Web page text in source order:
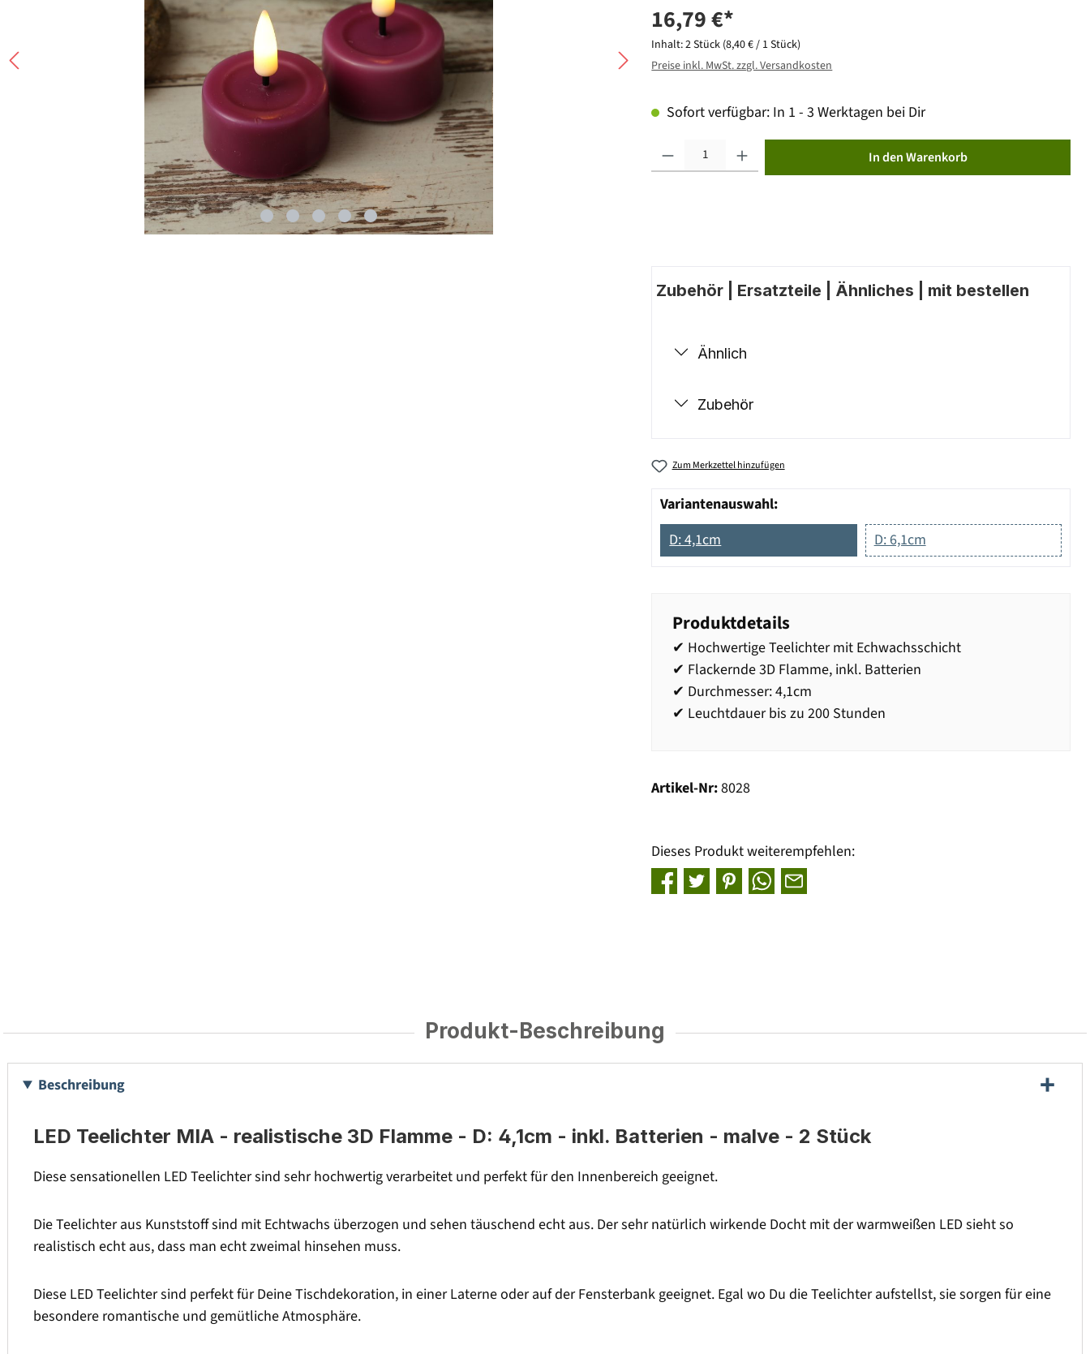
16,79 €*
Inhalt:2 Stück (8,40 € / 1 Stück)
Preise inkl. MwSt. zzgl. Versandkosten
Sofort verfügbar: In 1 - 3 Werktagen bei Dir
In den Warenkorb
Zubehör | Ersatzteile | Ähnliches | mit bestellen
Ähnlich
Zubehör
Zum Merkzettel hinzufügen
Variantenauswahl:
D: 4,1cm
D: 6,1cm
Produktdetails
✔ Hochwertige Teelichter mit Echwachsschicht
✔ Flackernde 3D Flamme, inkl. Batterien
✔ Durchmesser: 4,1cm
✔ Leuchtdauer bis zu 200 Stunden
Artikel-Nr:8028
Dieses Produkt weiterempfehlen:
Produkt-Beschreibung
Beschreibung
LED Teelichter MIA - realistische 3D Flamme - D: 4,1cm - inkl. Batterien - malve - 2 Stück
Diese sensationellen LED Teelichter sind sehr hochwertig verarbeitet und perfekt für den Innenbereich geeignet.
Die Teelichter aus Kunststoff sind mit Echtwachs überzogen und sehen täuschend echt aus. Der sehr natürlich wirkende Docht mit der warmweißen LED sieht so
realistisch echt aus, dass man echt zweimal hinsehen muss.
Diese LED Teelichter sind perfekt für Deine Tischdekoration, in einer Laterne oder auf der Fensterbank geeignet. Egal wo Du die Teelichter aufstellst, sie sorgen für eine
besondere romantische und gemütliche Atmosphäre.